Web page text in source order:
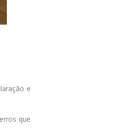
e
que